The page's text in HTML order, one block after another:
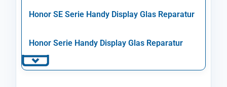
Honor SE Serie Handy Display Glas Reparatur
Honor Serie Handy Display Glas Reparatur